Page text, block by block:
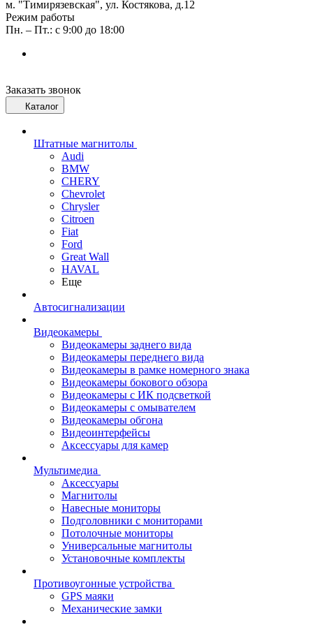
м. "Тимирязевская", ул. Костякова, д.12
Режим работы
Пн. – Пт.: с 9:00 до 18:00
Заказать звонок
Каталог
Штатные магнитолы
Audi
BMW
CHERY
Chevrolet
Chrysler
Citroen
Fiat
Ford
Great Wall
HAVAL
Еще
Автосигнализации
Видеокамеры
Видеокамеры заднего вида
Видеокамеры переднего вида
Видеокамеры в рамке номерного знака
Видеокамеры бокового обзора
Видеокамеры с ИК подсветкой
Видеокамеры с омывателем
Видеокамеры обгона
Видеоинтерфейсы
Аксессуары для камер
Мультимедиа
Аксессуары
Магнитолы
Навесные мониторы
Подголовники с мониторами
Потолочные мониторы
Универсальные магнитолы
Установочные комплекты
Противоугонные устройства
GPS маяки
Механические замки